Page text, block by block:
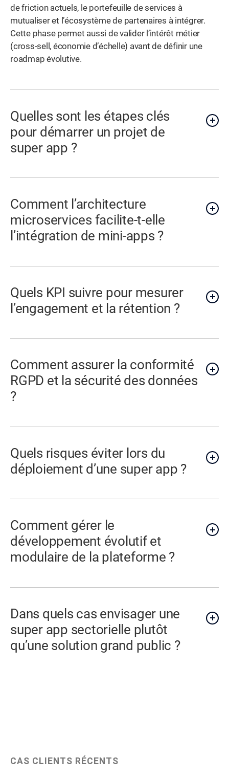
de friction actuels, le portefeuille de services à
mutualiser et l’écosystème de partenaires à intégrer.
Cette phase permet aussi de valider l’intérêt métier
(cross-sell, économie d’échelle) avant de définir une
roadmap évolutive.
Quelles sont les étapes clés
pour démarrer un projet de
super app ?
Comment l’architecture
microservices facilite-t-elle
l’intégration de mini-apps ?
Quels KPI suivre pour mesurer
l’engagement et la rétention ?
Comment assurer la conformité
RGPD et la sécurité des données
?
Quels risques éviter lors du
déploiement d’une super app ?
Comment gérer le
développement évolutif et
modulaire de la plateforme ?
Dans quels cas envisager une
super app sectorielle plutôt
qu’une solution grand public ?
CAS CLIENTS RÉCENTS